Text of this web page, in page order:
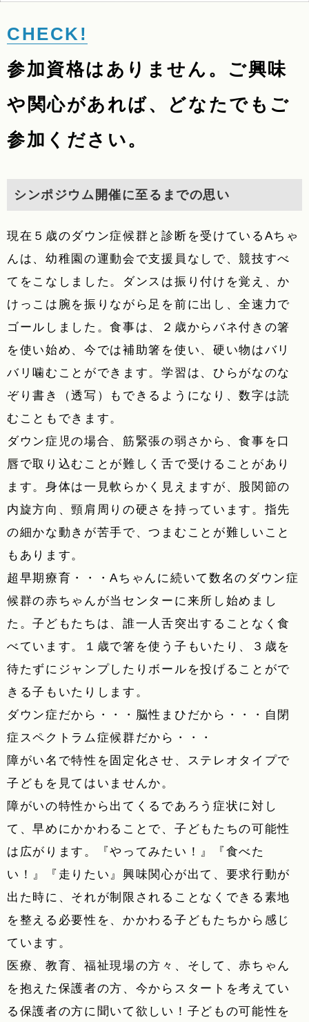
参加資格はありません。ご興味
や関心があれば、どなたでもご
参加ください。
シンポジウム開催に至るまでの思い
現在５歳のダウン症候群と診断を受けているAちゃ
んは、幼稚園の運動会で支援員なしで、競技すべ
てをこなしました。ダンスは振り付けを覚え、か
けっこは腕を振りながら足を前に出し、全速力で
ゴールしました。食事は、２歳からバネ付きの箸
を使い始め、今では補助箸を使い、硬い物はバリ
バリ噛むことができます。学習は、ひらがなのな
ぞり書き（透写）もできるようになり、数字は読
むこともできます。
ダウン症児の場合、筋緊張の弱さから、食事を口
唇で取り込むことが難しく舌で受けることがあり
ます。身体は一見軟らかく見えますが、股関節の
内旋方向、頸肩周りの硬さを持っています。指先
の細かな動きが苦手で、つまむことが難しいこと
もあります。
超早期療育・・・Aちゃんに続いて数名のダウン症
候群の赤ちゃんが当センターに来所し始めまし
た。子どもたちは、誰一人舌突出することなく食
べています。１歳で箸を使う子もいたり、３歳を
待たずにジャンプしたりボールを投げることがで
きる子もいたりします。
ダウン症だから・・・脳性まひだから・・・自閉
症スペクトラム症候群だから・・・
障がい名で特性を固定化させ、ステレオタイプで
子どもを見てはいませんか。
障がいの特性から出てくるであろう症状に対し
て、早めにかかわることで、子どもたちの可能性
は広がります。『やってみたい！』『食べた
い！』『走りたい』興味関心が出て、要求行動が
出た時に、それが制限されることなくできる素地
を整える必要性を、かかわる子どもたちから感じ
ています。
医療、教育、福祉現場の方々、そして、赤ちゃん
を抱えた保護者の方、今からスタートを考えてい
る保護者の方に聞いて欲しい！子どもの可能性を